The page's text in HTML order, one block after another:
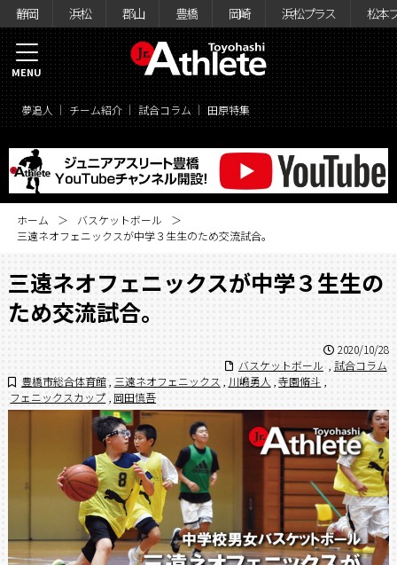
静岡 浜松 郡山 豊橋 岡崎 浜松プラス 松本
夢追人 チーム紹介 試合コラム 田原特集
MENU
ホーム
バスケットボール
三遠ネオフェニックスが中学３生生のため交流試合。
三遠ネオフェニックスが中学３生生の
ため交流試合。
2020/10/28
バスケットボール
試合コラム
豊橋市総合体育館 三遠ネオフェニックス 川嶋勇人 寺園脩斗
フェニックスカップ 岡田慎吾